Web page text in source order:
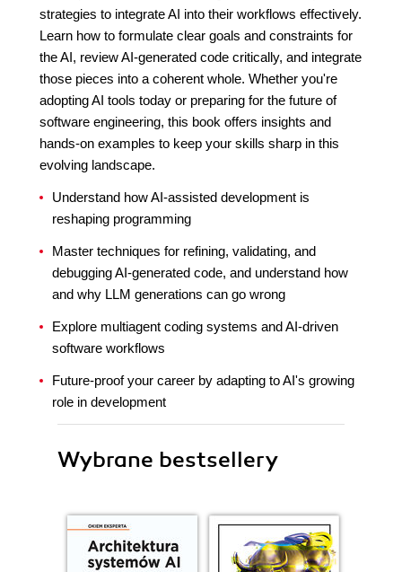
strategies to integrate AI into their workflows effectively.
Learn how to formulate clear goals and constraints for
the AI, review AI-generated code critically, and integrate
those pieces into a coherent whole. Whether you're
adopting AI tools today or preparing for the future of
software engineering, this book offers insights and
hands-on examples to keep your skills sharp in this
evolving landscape.
Understand how AI-assisted development is
reshaping programming
Master techniques for refining, validating, and
debugging AI-generated code, and understand how
and why LLM generations can go wrong
Explore multiagent coding systems and AI-driven
software workflows
Future-proof your career by adapting to AI's growing
role in development
Wybrane bestsellery